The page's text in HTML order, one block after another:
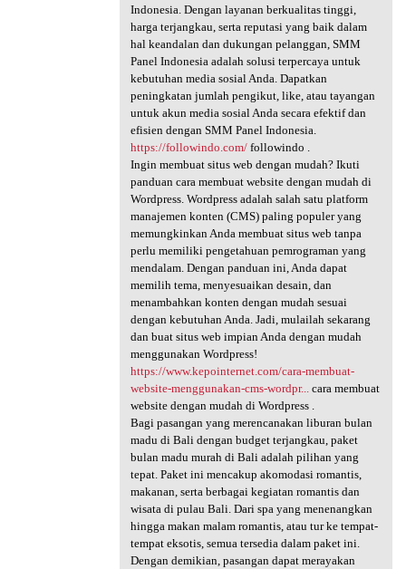
Indonesia. Dengan layanan berkualitas tinggi,
harga terjangkau, serta reputasi yang baik dalam
hal keandalan dan dukungan pelanggan, SMM
Panel Indonesia adalah solusi terpercaya untuk
kebutuhan media sosial Anda. Dapatkan
peningkatan jumlah pengikut, like, atau tayangan
untuk akun media sosial Anda secara efektif dan
efisien dengan SMM Panel Indonesia.
https://followindo.com/followindo .
Ingin membuat situs web dengan mudah? Ikuti
panduan cara membuat website dengan mudah di
Wordpress. Wordpress adalah salah satu platform
manajemen konten (CMS) paling populer yang
memungkinkan Anda membuat situs web tanpa
perlu memiliki pengetahuan pemrograman yang
mendalam. Dengan panduan ini, Anda dapat
memilih tema, menyesuaikan desain, dan
menambahkan konten dengan mudah sesuai
dengan kebutuhan Anda. Jadi, mulailah sekarang
dan buat situs web impian Anda dengan mudah
menggunakan Wordpress!
https://www.kepointernet.com/cara-membuat-
website-menggunakan-cms-wordpr...
cara membuat
website dengan mudah di Wordpress .
Bagi pasangan yang merencanakan liburan bulan
madu di Bali dengan budget terjangkau, paket
bulan madu murah di Bali adalah pilihan yang
tepat. Paket ini mencakup akomodasi romantis,
makanan, serta berbagai kegiatan romantis dan
wisata di pulau Bali. Dari spa yang menenangkan
hingga makan malam romantis, atau tur ke tempat-
tempat eksotis, semua tersedia dalam paket ini.
Dengan demikian, pasangan dapat merayakan